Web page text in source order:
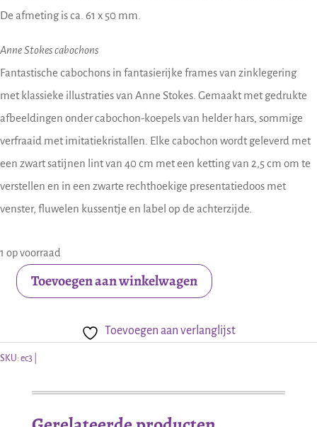
De afmeting is ca. 61 x 50 mm.
Anne Stokes cabochons
Fantastische cabochons in fantasierijke frames van zinklegering
met klassieke illustraties van Anne Stokes. Gemaakt met gedrukte
afbeeldingen onder cabochon-koepels van helder hars, sommige
verfraaid met imitatiekristallen. Elke cabochon wordt geleverd met
een zwart satijnen lint van 40 cm met een ketting van 2,5 cm om te
verstellen en in een zwarte rechthoekige presentatiedoos met
venster, fluwelen kussentje en label op de achterzijde.
1 op voorraad
Anne
Once
Toevoegen aan winkelwagen
Toevoegen aan verlanglijst
SKU: ec3